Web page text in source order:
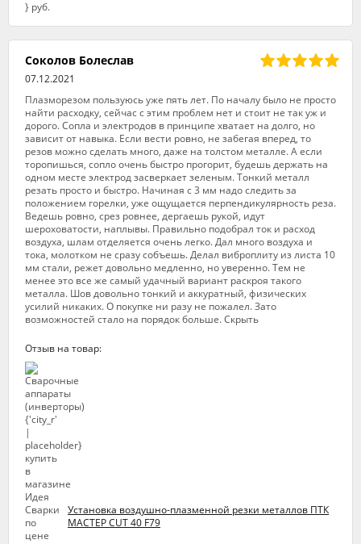
Соколов Болеслав
07.12.2021
Плазморезом пользуюсь уже пять лет. По началу было не просто
найти расходку, сейчас с этим проблем нет и стоит не так уж и
дорого. Сопла и электродов в принципе хватает на долго, но
зависит от навыка. Если вести ровно, не забегая вперед, то
резов можно сделать много, даже на толстом металле. А если
торопишься, сопло очень быстро прогорит, будешь держать на
одном месте электрод засверкает зеленым. Тонкий металл
резать просто и быстро. Начиная с 3 мм надо следить за
положением горелки, уже ощущается перпендикулярность реза.
Ведешь ровно, срез ровнее, дергаешь рукой, идут
шероховатости, наплывы. Правильно подобрал ток и расход
воздуха, шлам отделяется очень легко. Дал много воздуха и
тока, молотком не сразу собъешь. Делал виброплиту из листа 10
мм стали, режет довольно медленно, но уверенно. Тем не
менее это все же самый удачный вариант раскроя такого
металла. Шов довольно тонкий и аккуратный, физических
усилий никаких. О покупке ни разу не пожалел. Зато
возможностей стало на порядок больше. Скрыть
Отзыв на товар:
Установка воздушно-плазменной резки металлов ПТК
МАСТЕР CUT 40 F79